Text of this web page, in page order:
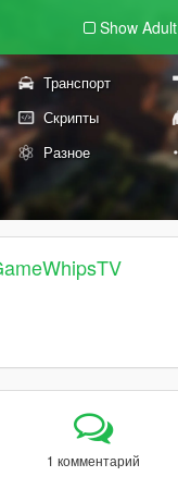
Show Adult
Транспорт
Скрипты
Разное
1 комментарий